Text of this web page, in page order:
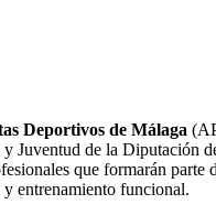
Deportivos de Málaga
Juventud de la Diputación
que formarán
entrenamiento funcional.